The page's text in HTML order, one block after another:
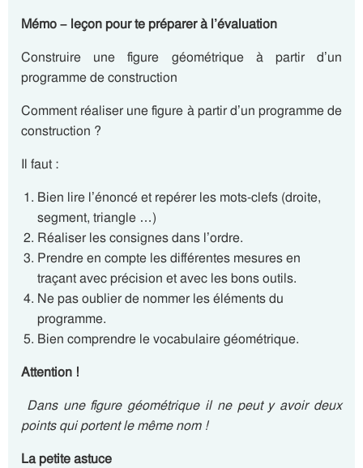
Mémo – leçon pour te préparer à l’évaluation
Construire une figure géométrique à partir d’un
programme de construction
Comment réaliser une figure à partir d’un programme de
construction ?
Il faut :
Bien lire l’énoncé et repérer les mots-clefs (droite,
segment, triangle …)
Réaliser les consignes dans l’ordre.
Prendre en compte les différentes mesures en
traçant avec précision et avec les bons outils.
Ne pas oublier de nommer les éléments du
programme.
Bien comprendre le vocabulaire géométrique.
Attention !
Dans une figure géométrique il ne peut y avoir deux
points qui portent le même nom !
La petite astuce